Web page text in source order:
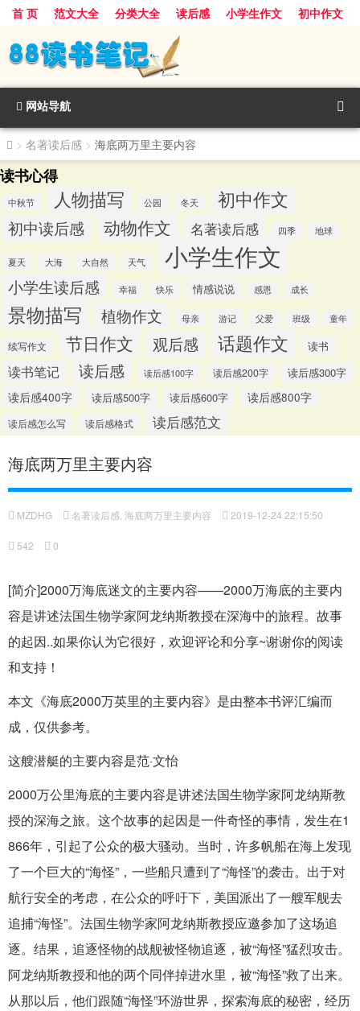
首 页 范文大全 分类大全 读后感 小学生作文
初中作文
景物描写
话题作文 人物描写
节日作文
网站导航
> 名著读后感 > 海底两万里主要内容
读书心得
中秋节 人物描写 公园 冬天 初中作文
初中读后感 动物作文 名著读后感 四季 地球
夏天 大海 大自然 天气 小学生作文
小学生读后感 幸福 快乐 情感说说 感恩 成长
景物描写 植物作文 母亲 游记 父爱 班级 童年
续写作文 节日作文 观后感 话题作文 读书
读书笔记 读后感 读后感100字 读后感200字 读后感300字
读后感400字 读后感500字 读后感600字 读后感800字
读后感怎么写 读后感格式 读后感范文
海底两万里主要内容
MZDHG 名著读后感 海底两万里主要内容 2019-12-24 22:15:50
542 0
[简介]2000万海底迷文的主要内容——2000万海底的主要内
容是讲述法国生物学家阿龙纳斯教授在深海中的旅程。故事
的起因..如果你认为它很好，欢迎评论和分享~谢谢你的阅读
和支持！
本文《海底2000万英里的主要内容》是由整本书评汇编而
成，仅供参考。
这艘潜艇的主要内容是范·文怡
2000万公里海底的主要内容是讲述法国生物学家阿龙纳斯教
授的深海之旅。这个故事的起因是一件奇怪的事情，发生在1
866年，引起了公众的极大骚动。当时，许多帆船在海上发现
了一个巨大的“海怪”，一些船只遭到了“海怪”的袭击。出于对
航行安全的考虑，在公众的呼吁下，美国派出了一艘军舰去
追捕“海怪”。法国生物学家阿龙纳斯教授应邀参加了这场追
逐。结果，追逐怪物的战舰被怪物追逐，被“海怪”猛烈攻击。
阿龙纳斯教授和他的两个同伴掉进水里，被“海怪”救了出来。
从那以后，他们跟随“海怪”环游世界，探索海底的秘密，经历